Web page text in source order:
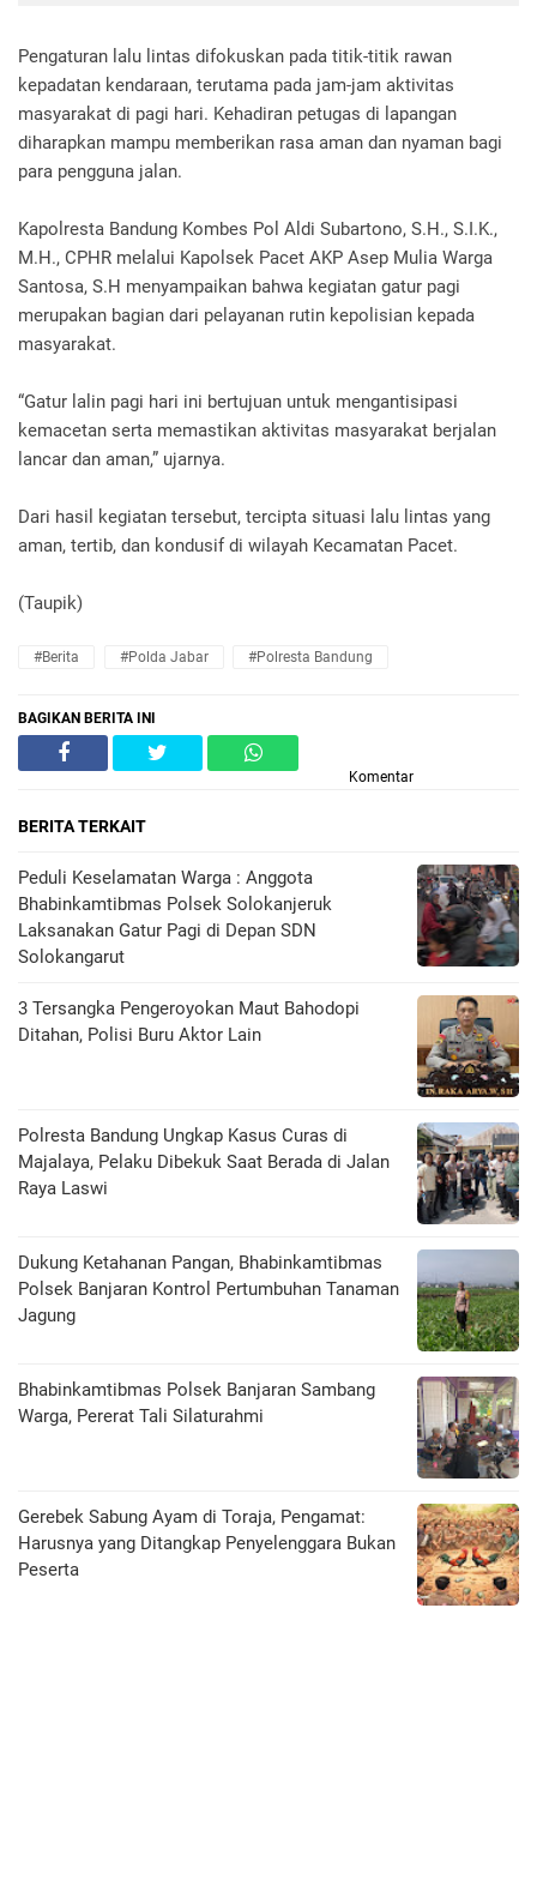
Pengaturan lalu lintas difokuskan pada titik-titik rawan
kepadatan kendaraan, terutama pada jam-jam aktivitas
masyarakat di pagi hari. Kehadiran petugas di lapangan
diharapkan mampu memberikan rasa aman dan nyaman bagi
para pengguna jalan.
Kapolresta Bandung Kombes Pol Aldi Subartono, S.H., S.I.K.,
M.H., CPHR melalui Kapolsek Pacet AKP Asep Mulia Warga
Santosa, S.H menyampaikan bahwa kegiatan gatur pagi
merupakan bagian dari pelayanan rutin kepolisian kepada
masyarakat.
“Gatur lalin pagi hari ini bertujuan untuk mengantisipasi
kemacetan serta memastikan aktivitas masyarakat berjalan
lancar dan aman,” ujarnya.
Dari hasil kegiatan tersebut, tercipta situasi lalu lintas yang
aman, tertib, dan kondusif di wilayah Kecamatan Pacet.
(Taupik)
#Berita #Polda Jabar #Polresta Bandung
BAGIKAN BERITA INI
Komentar
BERITA TERKAIT
Peduli Keselamatan Warga : Anggota
Bhabinkamtibmas Polsek Solokanjeruk
Laksanakan Gatur Pagi di Depan SDN
Solokangarut
3 Tersangka Pengeroyokan Maut Bahodopi
Ditahan, Polisi Buru Aktor Lain
Polresta Bandung Ungkap Kasus Curas di
Majalaya, Pelaku Dibekuk Saat Berada di Jalan
Raya Laswi
Dukung Ketahanan Pangan, Bhabinkamtibmas
Polsek Banjaran Kontrol Pertumbuhan Tanaman
Jagung
Bhabinkamtibmas Polsek Banjaran Sambang
Warga, Pererat Tali Silaturahmi
Gerebek Sabung Ayam di Toraja, Pengamat:
Harusnya yang Ditangkap Penyelenggara Bukan
Peserta